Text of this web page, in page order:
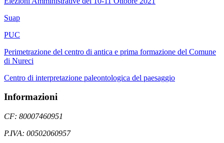
Suap
PUC
Perimetrazione del centro di antica e prima formazione del Comune
di Nureci
Centro di interpretazione paleontologica del paesaggio
Informazioni
CF: 80007460951
P.IVA: 00502060957